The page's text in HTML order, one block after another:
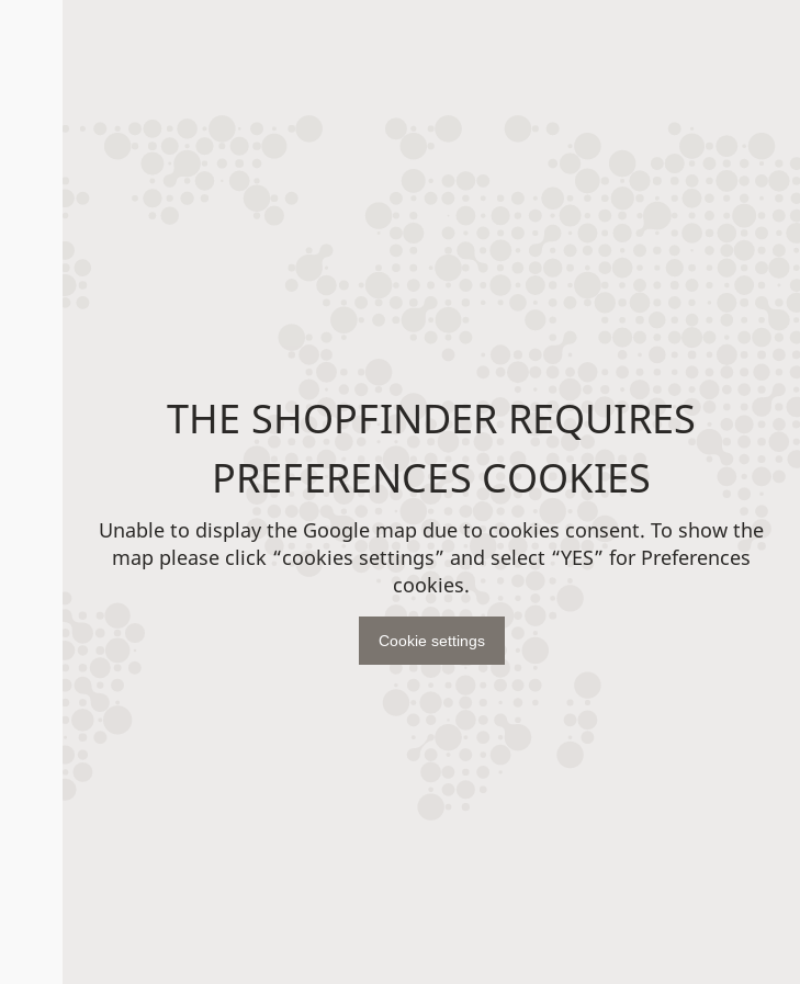
THE SHOPFINDER REQUIRES
PREFERENCES COOKIES
Unable to display the Google map due to cookies consent. To show the
map please click “cookies settings” and select “YES” for Preferences
cookies.
Cookie settings